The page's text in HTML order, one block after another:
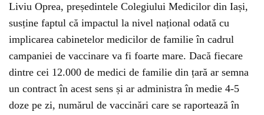
Liviu Oprea, președintele Colegiului Medicilor din Iași,
susține faptul că impactul la nivel național odată cu
implicarea cabinetelor medicilor de familie în cadrul
campaniei de vaccinare va fi foarte mare. Dacă fiecare
dintre cei 12.000 de medici de familie din țară ar semna
un contract în acest sens și ar administra în medie 4-5
doze pe zi, numărul de vaccinări care se raportează în